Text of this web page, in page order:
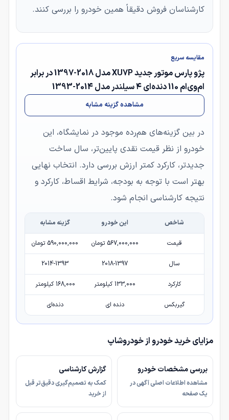
کارشناسان فروش دقیقاً همین خودرو را بررسی کنند.
مقایسه سریع
پژو پارس موتور جدید XU7P مدل 2018-1397 در برابر
ام‌وی‌ام 110 دنده‌ای ۴ سیلندر مدل 2014-1393
مشاهده گزینه مشابه
در بین گزینه‌های هم‌رده موجود در نمایشگاه، این
خودرو از نظر قیمت نقدی پایین‌تر، سال ساخت
جدیدتر، کارکرد کمتر ارزش بررسی دارد. انتخاب نهایی
بهتر است با توجه به بودجه، شرایط اقساط، کارکرد و
نتیجه کارشناسی انجام شود.
شاخص این خودرو گزینه مشابه
قیمت 567,000,000 تومان 590,000,000 تومان
سال 2018-1397
2014-1393
کارکرد 133,000 کیلومتر 168,000 کیلومتر
گیربکس دنده ای دنده‌ای
مزایای خرید خودرو از خودروشاپ
بررسی مشخصات خودرو
مشاهده اطلاعات اصلی آگهی در
یک صفحه
گزارش کارشناسی
کمک به تصمیم‌گیری دقیق‌تر قبل
از خرید